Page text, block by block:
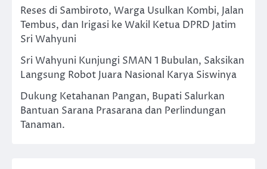
Reses di Sambiroto, Warga Usulkan Kombi, Jalan
Tembus, dan Irigasi ke Wakil Ketua DPRD Jatim
Sri Wahyuni
Sri Wahyuni Kunjungi SMAN 1 Bubulan, Saksikan
Langsung Robot Juara Nasional Karya Siswinya
Dukung Ketahanan Pangan, Bupati Salurkan
Bantuan Sarana Prasarana dan Perlindungan
Tanaman.